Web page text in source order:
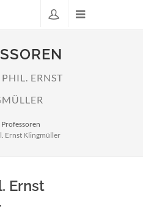
ERNST
Professoren
Ernst Klingmüller
Ernst